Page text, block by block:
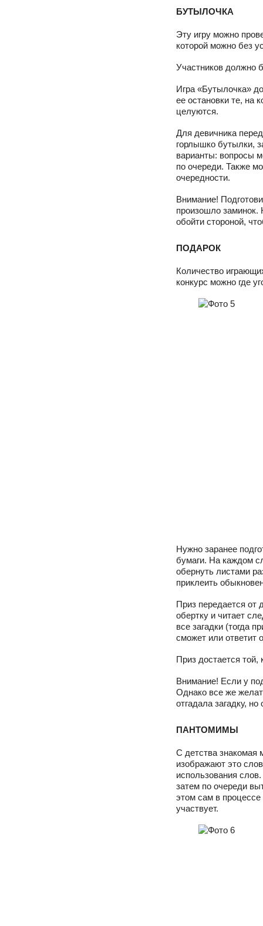
БУТЫЛОЧКА
Эту игру можно
которой можно без
Участников должно
Игра «Бутылочка»
ее остановки те, на
целуются.
Для девичника
горлышко бутылки,
варианты: вопросы
по очереди. Также
очередности.
Внимание!
произошло
обойти стороной,
ПОДАРОК
Количество
конкурс можно где
Нужно заранее
бумаги. На каждом
обернуть листами
приклеить
Приз передается от
обертку и читает
все загадки (тогда
сможет или ответит
Приз достается той,
Внимание! Если у
Однако все же
отгадала загадку,
ПАНТОМИМЫ
С детства знакомая
изображают это
использования
затем по очереди
этом сам в процессе
участвует.